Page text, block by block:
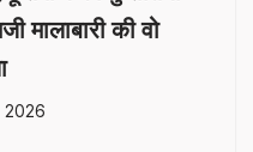
मालाबारी की वो
2026